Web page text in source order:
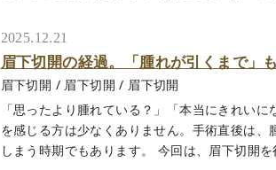
2025.12.21
眉下切開の経過。「腫れが引くまで」
眉下切開 / 眉下切開 / 眉下切開
「思ったより腫れている？」「本当にきれい
を感じる方は少なくありません。手術直後は
しまう時期でもあります。 今回は、眉下切開